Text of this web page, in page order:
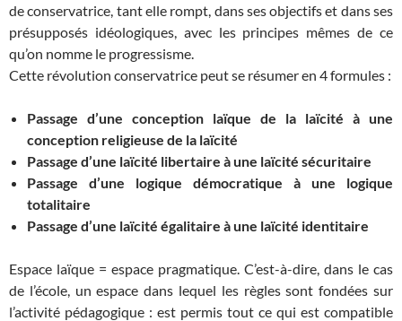
de conservatrice, tant elle rompt, dans ses objectifs et dans ses
présupposés idéologiques, avec les principes mêmes de ce
qu’on nomme le progressisme.
Cette révolution conservatrice peut se résumer en 4 formules :
Passage d’une conception laïque de la laïcité à une
conception religieuse de la laïcité
Passage d’une laïcité libertaire à une laïcité sécuritaire
Passage d’une logique démocratique à une logique
totalitaire
Passage d’une laïcité égalitaire à une laïcité identitaire
Espace laïque = espace pragmatique. C’est-à-dire, dans le cas
de l’école, un espace dans lequel les règles sont fondées sur
l’activité pédagogique : est permis tout ce qui est compatible